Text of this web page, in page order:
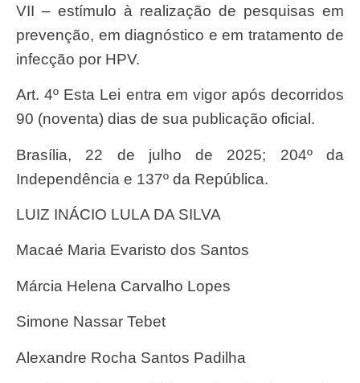
VII – estímulo à realização de pesquisas em
prevenção, em diagnóstico e em tratamento de
infecção por HPV.
Art. 4º Esta Lei entra em vigor após decorridos
90 (noventa) dias de sua publicação oficial.
Brasília, 22 de julho de 2025; 204º da
Independência e 137º da República.
LUIZ INÁCIO LULA DA SILVA
Macaé Maria Evaristo dos Santos
Márcia Helena Carvalho Lopes
Simone Nassar Tebet
Alexandre Rocha Santos Padilha